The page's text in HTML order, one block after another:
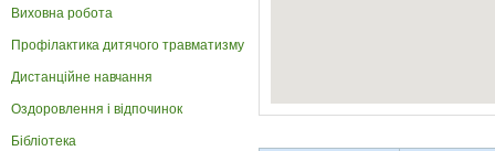
Виховна робота
Профілактика дитячого травматизму
Дистанційне навчання
Оздоровлення і відпочинок
Бібліотека